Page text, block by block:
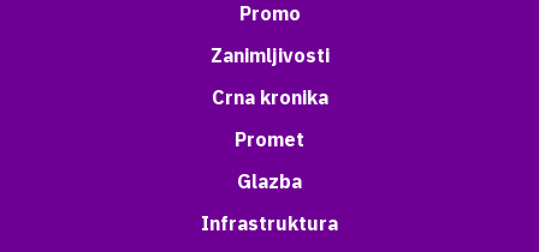
Promo
Zanimljivosti
Crna kronika
Promet
Glazba
Infrastruktura